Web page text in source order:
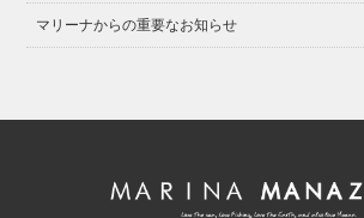
マリーナからの重要なお知らせ